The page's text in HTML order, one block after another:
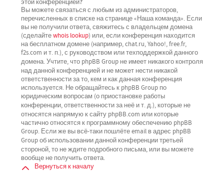
Вы можете связаться с любым из администраторов,
перечисленных в списке на странице «Наша команда». Если
вы не получили ответа, свяжитесь с владельцем домена
(сделайтеwhois lookup) или, если конференция находится
на бесплатном домене (например, chat.ru, Yahoo!, free.fr,
f2s.com и т. п.), с руководством или техподдержкой данного
домена. Учтите, что phpBB Group не имеет никакого контроля
над данной конференциейи не может нести никакой
ответственности за то, кем и как данная конференция
используется. Не обращайтесь к phpBB Group по
юридическим вопросам (о приостановке работы
конференции, ответственности за неё и т. д.), которые не
относятся напрямуюк сайту phpBB.com или которые
частично относятся к программному обеспечению phpBB
Group. Если же вы всё-таки пошлёте email в адрес phpBB
Group об использовании данной конференциитретьей
стороной, то не ждите подробного письма, или вы можете
вообще не получить ответа.
Вернуться к началу